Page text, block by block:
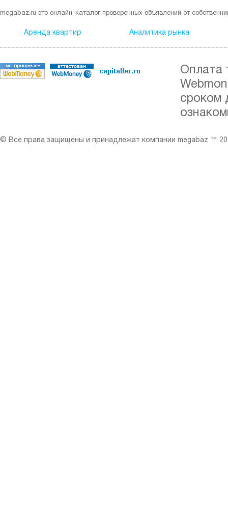
megabaz.ru это онлайн-каталог проверенных объявлений от
Аренда квартир Аналитика рынка
Оплата
сроком
© Все права защищены и принадлежат компании megabaz ™